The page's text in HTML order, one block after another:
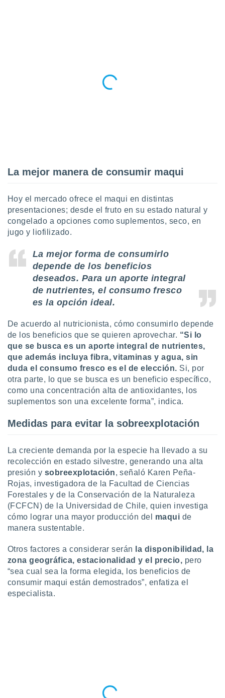
de
de
uso de
mediante
publicidad
de
1199
La mejor manera de consumir maqui
Hoy el mercado ofrece el maqui en distintas
presentaciones; desde el fruto en su estado natural y
congelado a opciones como suplementos, seco, en
jugo y liofilizado.
La mejor forma de consumirlo
depende de los beneficios
deseados. Para un aporte integral
de nutrientes, el consumo fresco
es la opción ideal.
De acuerdo al nutricionista, cómo consumirlo depende
de los beneficios que se quieren aprovechar. “Si lo
que se busca es un aporte integral de nutrientes,
que además incluya fibra, vitaminas y agua, sin
duda el consumo fresco es el de elección. Si, por
otra parte, lo que se busca es un beneficio específico,
como una concentración alta de antioxidantes, los
suplementos son una excelente forma”, indica.
Medidas para evitar la sobreexplotación
La creciente demanda por la especie ha llevado a su
recolección en estado silvestre, generando una alta
presión y sobreexplotación, señaló Karen Peña-
Rojas, investigadora de la Facultad de Ciencias
Forestales y de la Conservación de la Naturaleza
(FCFCN) de la Universidad de Chile, quien investiga
cómo lograr una mayor producción del maqui de
manera sustentable.
Otros factores a considerar serán
la disponibilidad, la
zona geográfica, estacionalidad y el precio, pero
“sea cual sea la forma elegida, los beneficios de
consumir maqui están demostrados”, enfatiza el
especialista.